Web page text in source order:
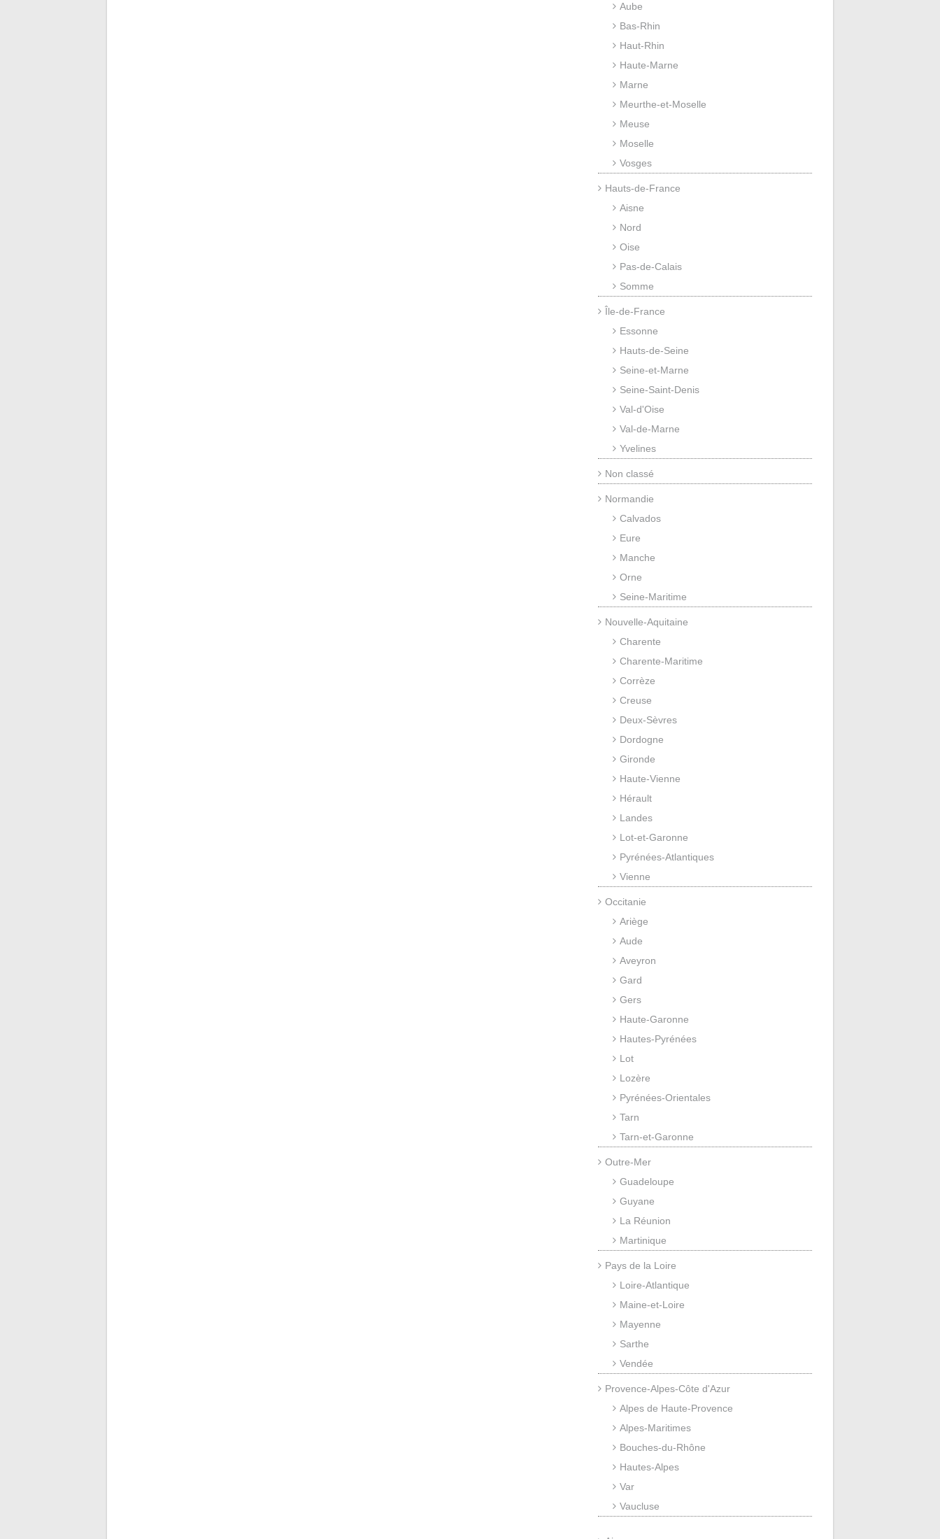
Aube
Bas-Rhin
Haut-Rhin
Haute-Marne
Marne
Meurthe-et-Moselle
Meuse
Moselle
Vosges
Hauts-de-France
Aisne
Nord
Oise
Pas-de-Calais
Somme
Île-de-France
Essonne
Hauts-de-Seine
Seine-et-Marne
Seine-Saint-Denis
Val-d'Oise
Val-de-Marne
Yvelines
Non classé
Normandie
Calvados
Eure
Manche
Orne
Seine-Maritime
Nouvelle-Aquitaine
Charente
Charente-Maritime
Corrèze
Creuse
Deux-Sèvres
Dordogne
Gironde
Haute-Vienne
Hérault
Landes
Lot-et-Garonne
Pyrénées-Atlantiques
Vienne
Occitanie
Ariège
Aude
Aveyron
Gard
Gers
Haute-Garonne
Hautes-Pyrénées
Lot
Lozère
Pyrénées-Orientales
Tarn
Tarn-et-Garonne
Outre-Mer
Guadeloupe
Guyane
La Réunion
Martinique
Pays de la Loire
Loire-Atlantique
Maine-et-Loire
Mayenne
Sarthe
Vendée
Provence-Alpes-Côte d'Azur
Alpes de Haute-Provence
Alpes-Maritimes
Bouches-du-Rhône
Hautes-Alpes
Var
Vaucluse